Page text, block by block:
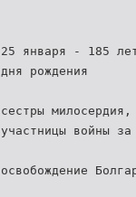
25 января - 185
дня рождения
сестры милосердия,
участницы войны за
освобождение